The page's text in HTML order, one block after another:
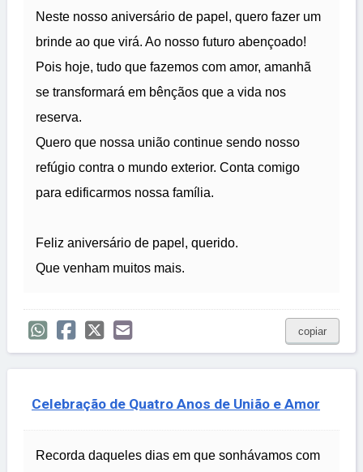
Neste nosso aniversário de papel, quero fazer um
brinde ao que virá. Ao nosso futuro abençoado!
Pois hoje, tudo que fazemos com amor, amanhã
se transformará em bênçãos que a vida nos
reserva.
Quero que nossa união continue sendo nosso
refúgio contra o mundo exterior. Conta comigo
para edificarmos nossa família.
Feliz aniversário de papel, querido.
Que venham muitos mais.
copiar
Celebração de Quatro Anos de União e Amor
Recorda daqueles dias em que sonhávamos com